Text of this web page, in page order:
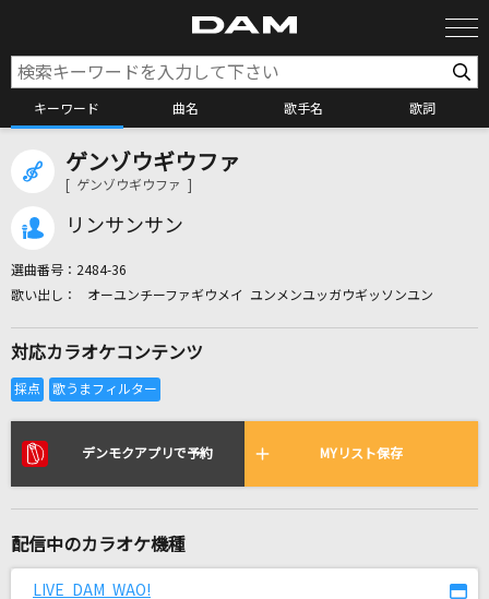
キーワード 曲名 歌手名 歌詞
カラオケ検索
リアルタイムで歌われている曲の一覧
[生音]Everything
ゲンゾウギウファ
[ ゲンゾウギウファ ]
リンサンサン
選曲番号： 2484-36
オーユンチーファギウメイ ユンメンユッガウギッソンユン
対応カラオケコンテンツ
デンモクアプリで予約 MYリスト保存
配信中のカラオケ機種
LIVE DAM WAO!